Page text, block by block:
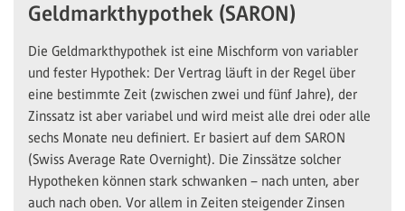
Geldmarkthypothek (SARON)
Die Geldmarkthypothek ist eine Mischform von variabler
und fester Hypothek: Der Vertrag läuft in der Regel über
eine bestimmte Zeit (zwischen zwei und fünf Jahre), der
Zinssatz ist aber variabel und wird meist alle drei oder alle
sechs Monate neu definiert. Er basiert auf dem SARON
(Swiss Average Rate Overnight). Die Zinssätze solcher
Hypotheken können stark schwanken – nach unten, aber
auch nach oben. Vor allem in Zeiten steigender Zinsen